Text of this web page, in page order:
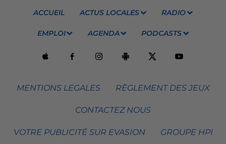
ACCUEIL ACTUS LOCALES RADIO
EMPLOI AGENDA PODCASTS
MENTIONS LEGALES RÈGLEMENT DES JEUX
CONTACTEZ NOUS
VOTRE PUBLICITÉ SUR EVASION GROUPE HPI